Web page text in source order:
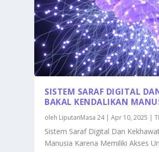
SISTEM SARAF DIGITAL
BAKAL KENDALIKAN
oleh LiputanMasa 24|Apr 10, 2025 |
Sistem Saraf Digital Dan
Manusia Karena Memiliki Akses